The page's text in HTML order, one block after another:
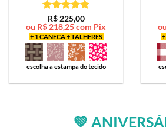
Avaliação5
de 5
R$225,00
ou R$ 218,25com Pix
+ 1 CANECA + TALHERES
escolha a estampa do tecido
ou
💚